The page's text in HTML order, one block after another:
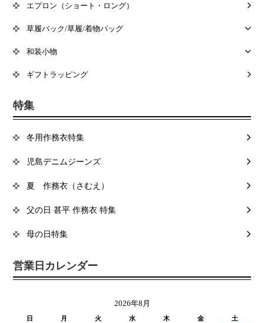
エプロン（ショート・ロング）
草履バック/草履/着物バッグ
和装小物
ギフトラッピング
特集
冬用作務衣特集
児島デニムジーンズ
夏 作務衣（さむえ）
父の日 甚平 作務衣 特集
母の日特集
営業日カレンダー
2026年8月
日 月 火 水 木 金
土